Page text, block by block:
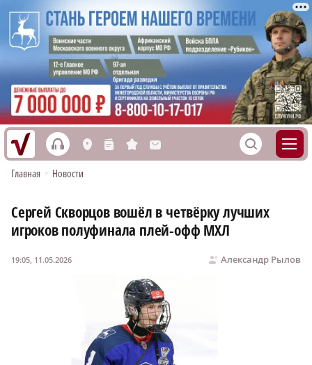
h L n s M S
Главная • Новости
Сергей Скворцов вошёл в четвёрку лучших
игроков полуфинала плей-офф МХЛ
Александр Рылов
19:05, 11.05.2026